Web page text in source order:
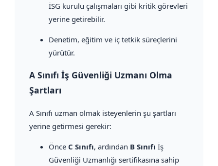
İSG kurulu çalışmaları gibi kritik görevleri
yerine getirebilir.
Denetim, eğitim ve iç tetkik süreçlerini
yürütür.
A Sınıfı İş Güvenliği Uzmanı Olma
Şartları
A Sınıfı uzman olmak isteyenlerin şu şartları
yerine getirmesi gerekir:
Önce C Sınıfı, ardından B Sınıfı İş
Güvenliği Uzmanlığı sertifikasına sahip